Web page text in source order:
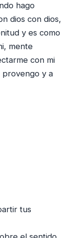
hago
dios con dios,
y es como
mente
con mi
provengo y a
tus